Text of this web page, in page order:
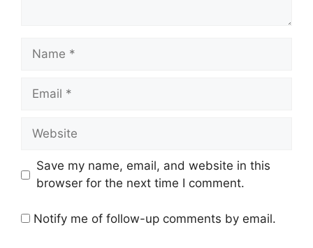
Name
Email
Website
Save my name, email, and website in this
browser for the next time I comment.
Notify me of follow-up comments by email.